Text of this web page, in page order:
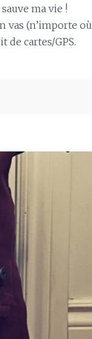
ma vie !
vas (n’importe où
de cartes/GPS.